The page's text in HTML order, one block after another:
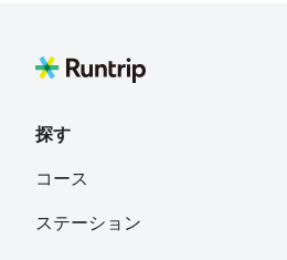
探す
コース
ステーション